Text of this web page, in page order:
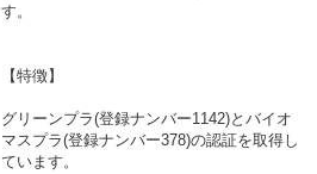
す。
【特徴】
グリーンプラ(登録ナンバー1142)とバイオ
マスプラ(登録ナンバー378)の認証を取得し
ています。